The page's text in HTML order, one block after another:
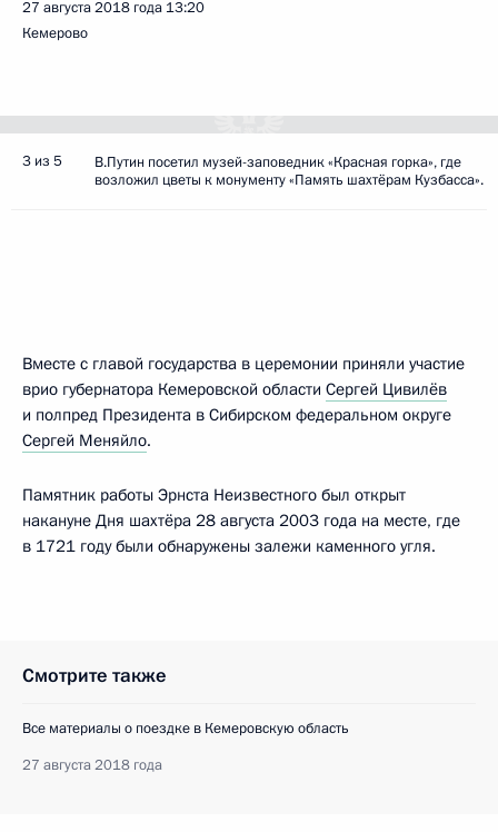
27 августа 2018 года 13:20
Кемерово
3 из 5
В.Путин посетил музей-заповедник «Красная горка», где
возложил цветы к монументу «Память шахтёрам Кузбасса».
Вместе с главой государства в церемонии приняли участие
врио губернатора Кемеровской области Сергей Цивилёв
и полпред Президента в Сибирском федеральном округе
Сергей Меняйло.
Памятник работы Эрнста Неизвестного был открыт
накануне Дня шахтёра 28 августа 2003 года на месте, где
в 1721 году были обнаружены залежи каменного угля.
Смотрите также
Все материалы о поездке в Кемеровскую область
27 августа 2018 года